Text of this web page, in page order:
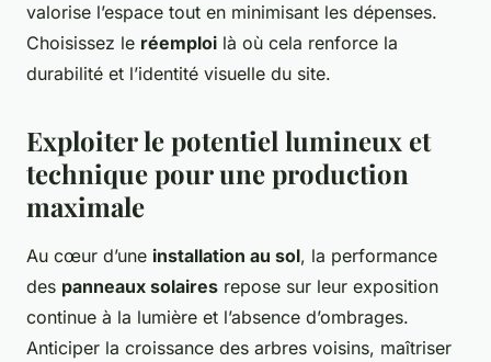
valorise l’espace tout en minimisant les dépenses.
Choisissez le réemploi là où cela renforce la
durabilité et l’identité visuelle du site.
Exploiter le potentiel lumineux et
technique pour une production
maximale
Au cœur d’une installation au sol, la performance
des panneaux solaires repose sur leur exposition
continue à la lumière et l’absence d’ombrages.
Anticiper la croissance des arbres voisins, maîtriser